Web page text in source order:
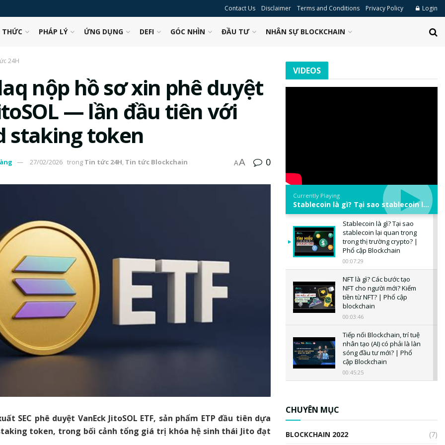
Contact Us Disclaimer Terms and Conditions Privacy Policy Login
THỨC PHÁP LÝ ỨNG DỤNG DEFI GÓC NHÌN ĐẦU TƯ NHÂN SỰ BLOCKCHAIN
24H
nộp hồ sơ xin phê duyệt
— lần đầu tiên với
staking token
27/02/2026 trong Tin tức 24H, Tin tức Blockchain AA 0
SEC phê duyệt VanEck JitoSOL ETF, sản phẩm ETP đầu tiên dựa
token, trong bối cảnh tổng giá trị khóa hệ sinh thái Jito đạt
VIDEOS
Currently Playing
Stablecoin là gì? Tại sao stablecoin lại quan trọng trong thị trường crypto? | Phổ cập Blockchain
Stablecoin là gì? Tại sao
stablecoin lại quan trọng
trong thị trường crypto? |
Phổ cập Blockchain
00:07:29
NFT là gì? Các bước tạo
NFT cho người mới? Kiếm
tiền từ NFT? | Phổ cập
blockchain
00:03:46
Tiếp nối Blockchain, trí tuệ
nhân tạo (AI) có phải là làn
sóng đầu tư mới? | Phổ
cập Blockchain
00:45:25
CHUYÊN MỤC
BLOCKCHAIN 2022 (7)